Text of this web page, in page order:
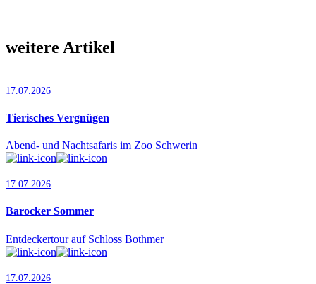
weitere Artikel
17.07.2026
Tierisches Vergnügen
Abend- und Nachtsafaris im Zoo Schwerin
17.07.2026
Barocker Sommer
Entdeckertour auf Schloss Bothmer
17.07.2026